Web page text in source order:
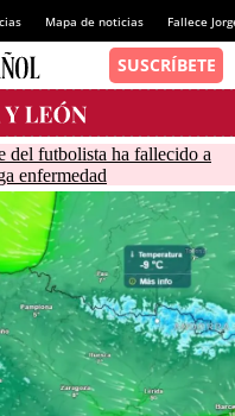
Mapa de noticias Fallece
del futbolista ha fallecido a
enfermedad